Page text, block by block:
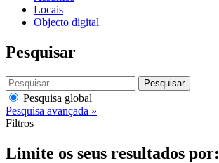
Locais
Objecto digital
Pesquisar
Pesquisar
Pesquisa global
Pesquisa avançada »
Filtros
Limite os seus resultados por: